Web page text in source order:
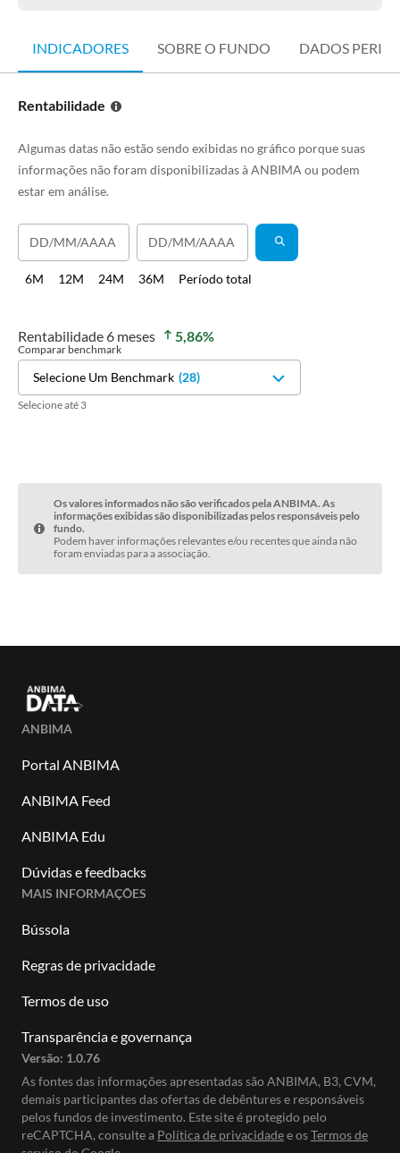
INDICADORES SOBRE O FUNDO DADOS
Rentabilidade
Algumas datas não estão sendo exibidas no gráfico porque suas
informações não foram disponibilizadas à ANBIMA ou podem
estar em análise.
6M 12M 24M 36M Período total
Rentabilidade 6 meses 5,86%
Comparar benchmark
Selecione Um Benchmark (28)
Selecione até 3
Os valores informados não são verificados pela ANBIMA. As
informações exibidas são disponibilizadas pelos responsáveis pelo
fundo.
Podem haver informações relevantes e/ou recentes que ainda não
foram enviadas para a associação.
ANBIMA
Portal ANBIMA
ANBIMA Feed
ANBIMA Edu
Dúvidas e feedbacks
MAIS INFORMAÇÕES
Bússola
Regras de privacidade
Termos de uso
Transparência e governança
Versão: 1.0.76
As fontes das informações apresentadas são ANBIMA, B3, CVM,
demais participantes das ofertas de debêntures e responsáveis
pelos fundos de investimento. Este site é protegido pelo
reCAPTCHA, consulte a Política de privacidadee osTermos de